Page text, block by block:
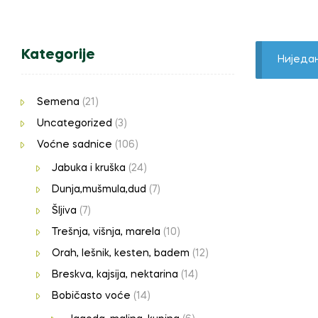
Kategorije
Semena (21)
Uncategorized (3)
Voćne sadnice (106)
Jabuka i kruška (24)
Dunja,mušmula,dud (7)
Šljiva (7)
Trešnja, višnja, marela (10)
Orah, lešnik, kesten, badem (12)
Breskva, kajsija, nektarina (14)
Bobičasto voće (14)